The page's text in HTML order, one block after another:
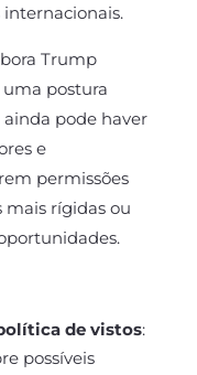
Trump
postura
pode haver
e
permissões
mais rígidas ou
de vistos:
possíveis